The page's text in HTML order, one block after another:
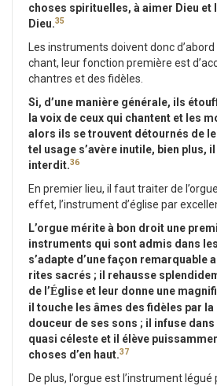
choses spirituelles, à aimer Dieu et
Dieu.35
Les instruments doivent donc
chant, leur fonction première est
chantres et des fidèles.
Si, d’une manière générale, ils
la voix de ceux qui chantent et les
alors ils se trouvent détournés de
tel usage s’avère inutile, bien plus,
interdit.36
En premier lieu, il faut traiter de
effet, l’instrument d’église par
L’orgue mérite à bon droit une
instruments qui sont admis dans
s’adapte d’une façon remarquable
rites sacrés ; il rehausse
de l’Église et leur donne une
il touche les âmes des fidèles par
douceur de ses sons ; il infuse
quasi céleste et il élève
choses d’en haut.37
De plus, l’orgue est l’instrument